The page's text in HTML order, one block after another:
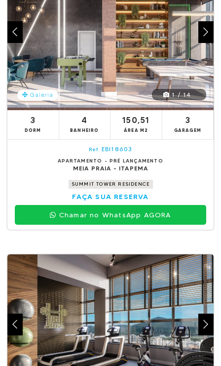
Galeria 1 / 14
3
DORM
4
BANHEIRO
150,51
ÁREA M2
3
GARAGEM
Ref. EBI18603
APARTAMENTO - PRÉ LANÇAMENTO
MEIA PRAIA - ITAPEMA
SUMMIT TOWER RESIDENCE
FAÇA SUA RESERVA
Chamar no WhatsApp AGORA